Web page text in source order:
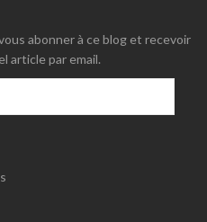
abonner à ce blog et recevoir
article par email.